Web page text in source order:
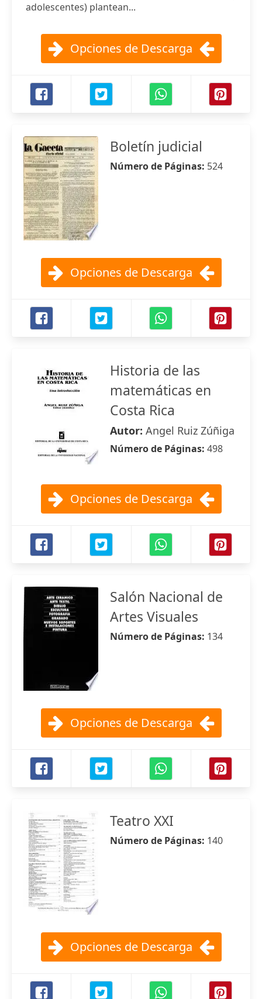
adolescentes) plantean...
Opciones de Descarga
Boletín judicial
Número de Páginas: 524
Opciones de Descarga
Historia de las
matemáticas en
Costa Rica
Autor: Angel Ruiz Zúñiga
Número de Páginas: 498
Opciones de Descarga
Salón Nacional de
Artes Visuales
Número de Páginas: 134
Opciones de Descarga
Teatro XXI
Número de Páginas: 140
Opciones de Descarga